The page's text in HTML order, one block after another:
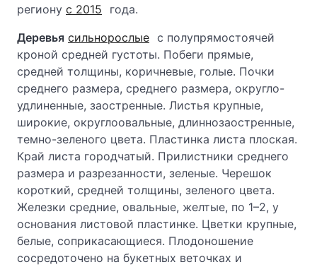
региону с 2015
года.
Деревья сильнорослые с полупрямостоячей
кроной средней густоты. Побеги прямые,
средней толщины, коричневые, голые. Почки
среднего размера, среднего размера, округло-
удлиненные, заостренные. Листья крупные,
широкие, округлоовальные, длиннозаостренные,
темно-зеленого цвета. Пластинка листа плоская.
Край листа городчатый. Прилистники среднего
размера и разрезанности, зеленые. Черешок
короткий, средней толщины, зеленого цвета.
Железки средние, овальные, желтые, по 1–2, у
основания листовой пластинке. Цветки крупные,
белые, соприкасающиеся. Плодоношение
сосредоточено на букетных веточках и